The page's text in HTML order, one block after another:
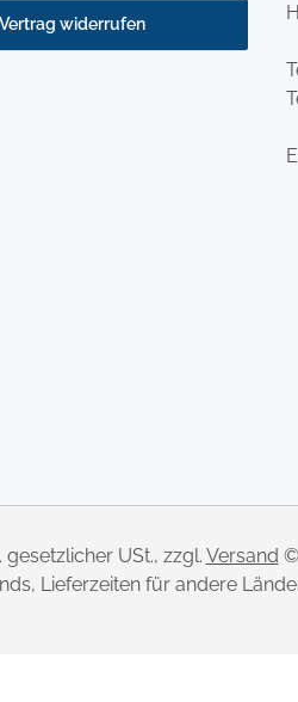
widerrufen
gesetzlicher USt., zzgl. Versand
Lieferzeiten für andere